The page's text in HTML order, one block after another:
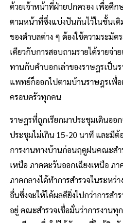
ด้วยเจ้าหน้าที่ฝ่ายปกครอง เพื่อศึก
ตามหน้าที่ซึ่งแบ่งปันกันไว้ในชั้นเดิ
ของตําบลต่าง ๆ ต้องใช้ความระมัด
เดียวกับการสอบถามรายได้รายจ่
ทานกับคำบอกเล่าของราษฎรเป็น
แพทย์ก็ออกไปตามบ้านราษฎรเพื่อ
ครอบครัวทุกคน
ราษฎรที่ถูกเรียกมาประชุมเดินออ
ประชุมไม่เกิน 15-20 นาที และมีต้
การงานทางบ้านก่อนฤดูฝนคณะสํา
เหนือ ภาคตะวันออกเฉียงเหนือ ภ
ภาคกลางได้ทําการสํารวจในระหว่
อื่นซึ่งจะให้ได้ผลดียิ่งไปกว่าการสํา
อยู่ คณะสํารวจเชื่อมั่นว่าการงานทุ